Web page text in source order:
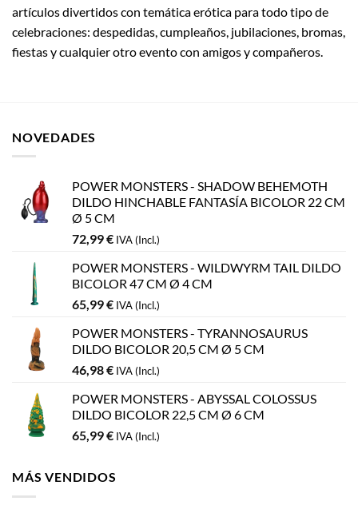
artículos divertidos con temática erótica para todo tipo de
celebraciones: despedidas, cumpleaños, jubilaciones, bromas,
fiestas y cualquier otro evento con amigos y compañeros.
NOVEDADES
POWER MONSTERS - SHADOW BEHEMOTH
DILDO HINCHABLE FANTASÍA BICOLOR 22 CM
Ø 5 CM
72,99€ IVA (Incl.)
POWER MONSTERS - WILDWYRM TAIL DILDO
BICOLOR 47 CM Ø 4 CM
65,99€ IVA (Incl.)
POWER MONSTERS - TYRANNOSAURUS
DILDO BICOLOR 20,5 CM Ø 5 CM
46,98€ IVA (Incl.)
POWER MONSTERS - ABYSSAL COLOSSUS
DILDO BICOLOR 22,5 CM Ø 6 CM
65,99€ IVA (Incl.)
MÁS VENDIDOS